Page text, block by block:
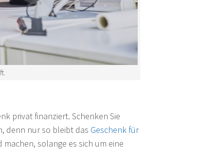
privat finanziert. Schenken Sie
denn nur so bleibt das Geschenk für
solange es sich um eine